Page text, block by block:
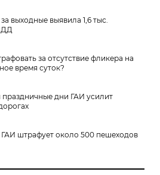
выходные выявила 1,6 тыс.
за отсутствие фликера на
время суток?
дни ГАИ усилит
штрафует около 500 пешеходов